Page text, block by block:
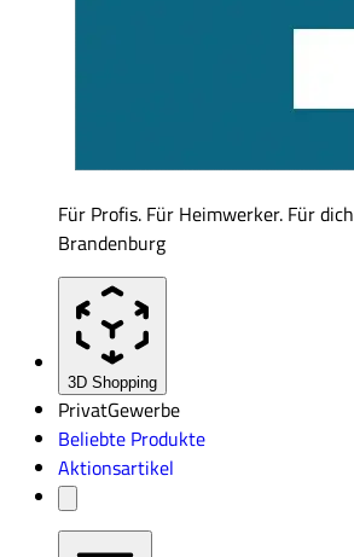
Für Profis. Für Heimwerker. Für
Brandenburg
3D Shopping
PrivatGewerbe
Beliebte Produkte
Aktionsartikel